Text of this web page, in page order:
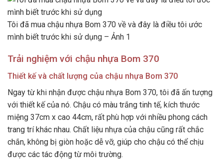
Tôi đã mua chậu nhựa Bom 370 về và đây là điều tôi ước
mình biết trước khi sử dụng – Ảnh 1
Trải nghiệm với chậu nhựa Bom 370
Thiết kế và chất lượng của chậu nhựa Bom 370
Ngay từ khi nhận được chậu nhựa Bom 370, tôi đã ấn tượng
với thiết kế của nó. Chậu có màu trắng tinh tế, kích thước
miệng 37cm x cao 44cm, rất phù hợp với nhiều phong cách
trang trí khác nhau. Chất liệu nhựa của chậu cũng rất chắc
chắn, không bị giòn hoặc dễ vỡ, giúp cho chậu có thể chịu
được các tác động từ môi trường.